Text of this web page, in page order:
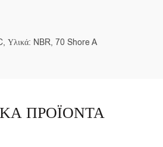
Υλικά: NBR, 70 Shore A
ΠΡΟΪΌΝΤΑ